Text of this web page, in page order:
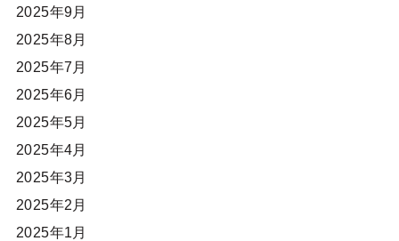
2025年9月
2025年8月
2025年7月
2025年6月
2025年5月
2025年4月
2025年3月
2025年2月
2025年1月